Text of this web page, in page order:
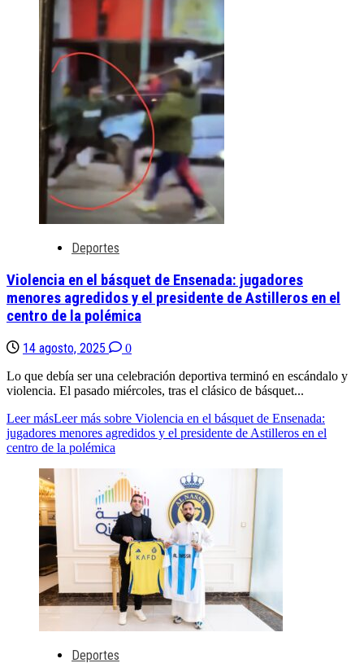
Deportes
Violencia en el básquet de Ensenada: jugadores
menores agredidos y el presidente de Astilleros en el
centro de la polémica
14 agosto, 2025
0
Lo que debía ser una celebración deportiva terminó en escándalo y
violencia. El pasado miércoles, tras el clásico de básquet...
Leer másLeer más sobre Violencia en el básquet de Ensenada:
jugadores menores agredidos y el presidente de Astilleros en el
centro de la polémica
Deportes